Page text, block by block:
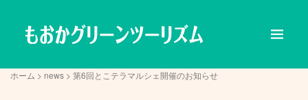
ホーム > news > 第6回とこテラマルシェ開催のお知らせ